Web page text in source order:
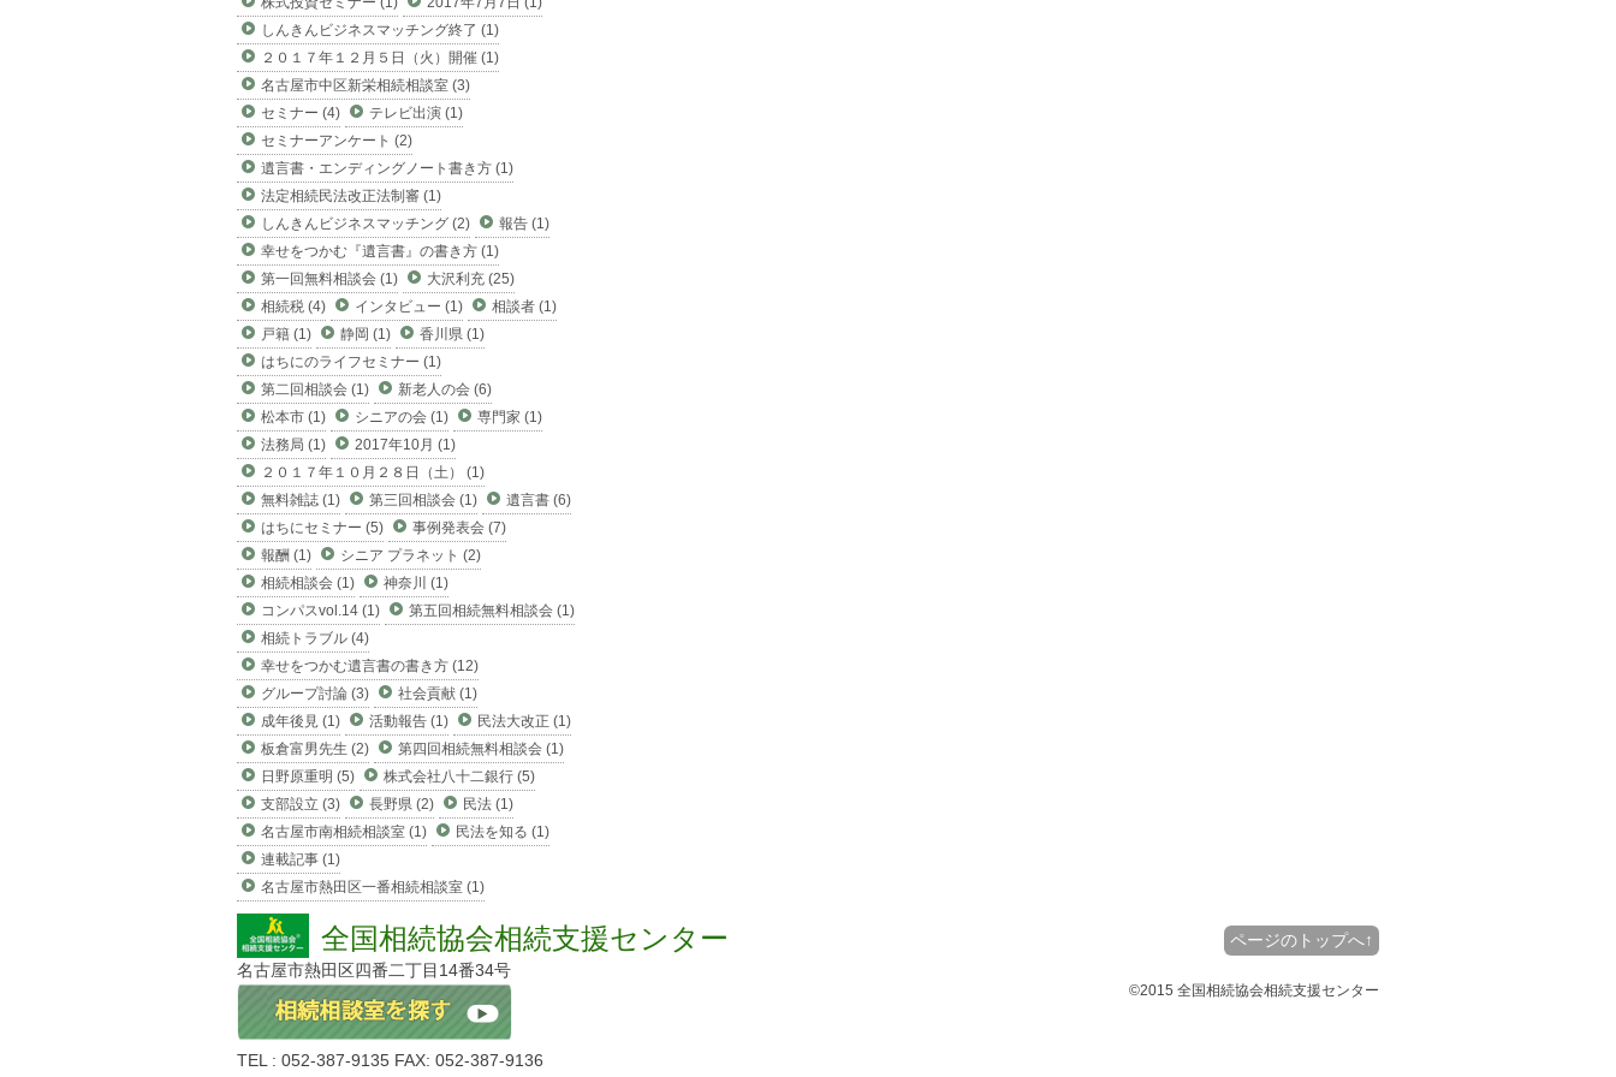
しんきんビジネスマッチング終了 (1)
２０１７年１２月５日（火）開催 (1)
名古屋市中区新栄相続相談室 (3)
セミナー (4)
テレビ出演 (1)
セミナーアンケート (2)
遺言書・エンディングノート書き方 (1)
法定相続民法改正法制審 (1)
しんきんビジネスマッチング (2)
報告 (1)
幸せをつかむ『遺言書』の書き方 (1)
第一回無料相談会 (1)
大沢利充 (25)
相続税 (4)
インタビュー (1)
相談者 (1)
戸籍 (1)
静岡 (1)
香川県 (1)
はちにのライフセミナー (1)
第二回相談会 (1)
新老人の会 (6)
松本市 (1)
シニアの会 (1)
専門家 (1)
法務局 (1)
2017年10月 (1)
２０１７年１０月２８日（土） (1)
無料雑誌 (1)
第三回相談会 (1)
遺言書 (6)
はちにセミナー (5)
事例発表会 (7)
報酬 (1)
シニア プラネット (2)
相続相談会 (1)
神奈川 (1)
コンパスvol.14 (1)
第五回相続無料相談会 (1)
相続トラブル (4)
幸せをつかむ遺言書の書き方 (12)
グループ討論 (3)
社会貢献 (1)
成年後見 (1)
活動報告 (1)
民法大改正 (1)
板倉富男先生 (2)
第四回相続無料相談会 (1)
日野原重明 (5)
株式会社八十二銀行 (5)
支部設立 (3)
長野県 (2)
民法 (1)
名古屋市南相続相談室 (1)
民法を知る (1)
連載記事 (1)
名古屋市熱田区一番相続相談室 (1)
全国相続協会相続支援センター
名古屋市熱田区四番二丁目14番34号
TEL : 052-387-9135 FAX: 052-387-9136
ページのトップへ↑
©2015 全国相続協会相続支援センター